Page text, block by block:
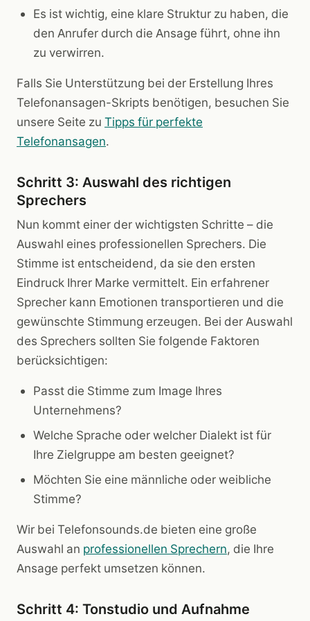
Es ist wichtig, eine klare Struktur zu haben, die
den Anrufer durch die Ansage führt, ohne ihn
zu verwirren.
Falls Sie Unterstützung bei der Erstellung Ihres
Telefonansagen-Skripts benötigen, besuchen Sie
unsere Seite zu Tipps für perfekte
Telefonansagen.
Schritt 3: Auswahl des richtigen
Sprechers
Nun kommt einer der wichtigsten Schritte – die
Auswahl eines professionellen Sprechers. Die
Stimme ist entscheidend, da sie den ersten
Eindruck Ihrer Marke vermittelt. Ein erfahrener
Sprecher kann Emotionen transportieren und die
gewünschte Stimmung erzeugen. Bei der Auswahl
des Sprechers sollten Sie folgende Faktoren
berücksichtigen:
Passt die Stimme zum Image Ihres
Unternehmens?
Welche Sprache oder welcher Dialekt ist für
Ihre Zielgruppe am besten geeignet?
Möchten Sie eine männliche oder weibliche
Stimme?
Wir bei Telefonsounds.de bieten eine große
Auswahl an professionellen Sprechern, die Ihre
Ansage perfekt umsetzen können.
Schritt 4: Tonstudio und Aufnahme